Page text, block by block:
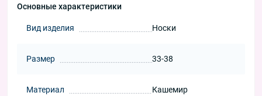
Основные характеристики
Вид изделия Носки
Размер 33-38
Материал Кашемир